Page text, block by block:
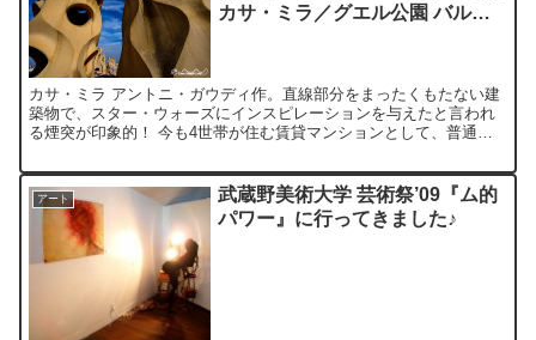
カサ・ミラ／グエル公園 バルセ
カサ・ミラ アントニ・ガウディ作。直線部分をまったくもたない建
築物で、スター・ウォーズにインスピレーションを与えたと言われ
る煙突が印象的！ 今も4世帯が住む賃貸マンションとして、普通に
アート
武蔵野美術大学 芸術祭’09『ム的
パワー』に行ってきました♪